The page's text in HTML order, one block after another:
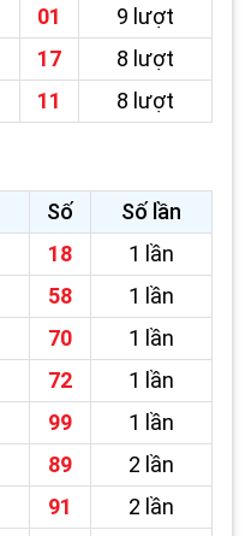
01
9 lượt
17
8 lượt
11 8 lượt
Số
Số lần
18
1 lần
58
1 lần
70
1 lần
72
1 lần
99
1 lần
89
2 lần
91
2 lần